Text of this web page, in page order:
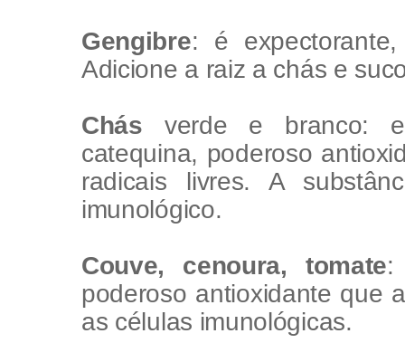
Gengibre: é
Adicione a raiz a chás e
Chás verde e branco:
catequina, poderoso
radicais livres. A
imunológico.
Couve, cenoura, tomate:
poderoso antioxidante que
as células imunológicas.